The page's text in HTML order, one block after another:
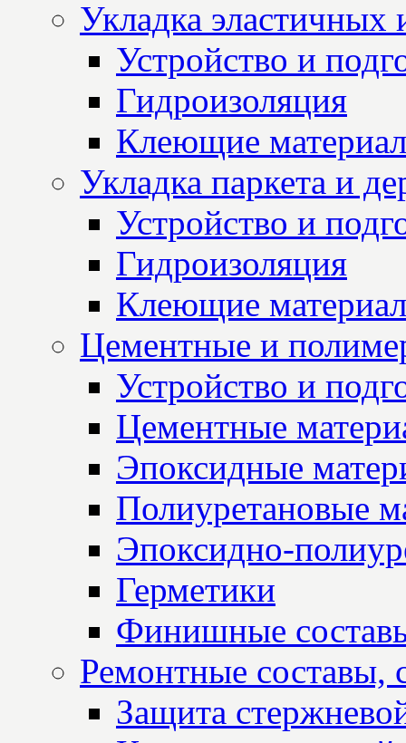
Укладка
Устройство и
Гидроизоляция
Клеющие
Укладка паркета и
Устройство и
Гидроизоляция
Клеющие
Цементные и
Устройство и
Цементные
Эпоксидные
Полиуретановые
Эпоксидно-
Герметики
Финишные
Ремонтные составы,
Защита